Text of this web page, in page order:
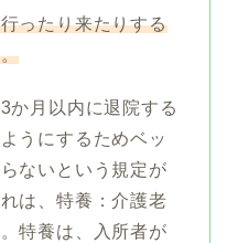
ったり来たりする
か月以内に退院する
うにするためベッ
ないという規定が
は、特養：介護老
特養は、入所者が